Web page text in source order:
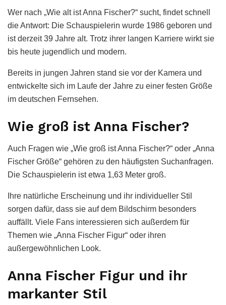
Wer nach „Wie alt ist Anna Fischer?“ sucht, findet schnell
die Antwort: Die Schauspielerin wurde 1986 geboren und
ist derzeit 39 Jahre alt. Trotz ihrer langen Karriere wirkt sie
bis heute jugendlich und modern.
Bereits in jungen Jahren stand sie vor der Kamera und
entwickelte sich im Laufe der Jahre zu einer festen Größe
im deutschen Fernsehen.
Wie groß ist Anna Fischer?
Auch Fragen wie „Wie groß ist Anna Fischer?“ oder „Anna
Fischer Größe“ gehören zu den häufigsten Suchanfragen.
Die Schauspielerin ist etwa 1,63 Meter groß.
Ihre natürliche Erscheinung und ihr individueller Stil
sorgen dafür, dass sie auf dem Bildschirm besonders
auffällt. Viele Fans interessieren sich außerdem für
Themen wie „Anna Fischer Figur“ oder ihren
außergewöhnlichen Look.
Anna Fischer Figur und ihr
markanter Stil